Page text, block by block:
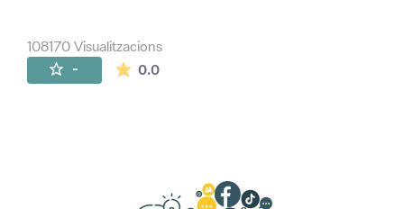
108170 Visualitzacions
- 0.0La mitjana de les valoracions és de 0